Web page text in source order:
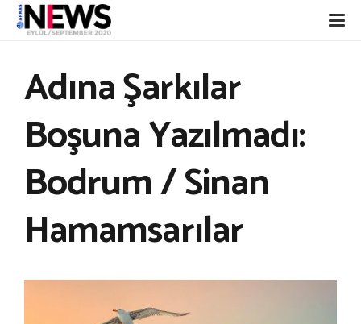
Adına Şarkılar
Boşuna Yazılmadı:
Bodrum / Sinan
Hamamsarılar